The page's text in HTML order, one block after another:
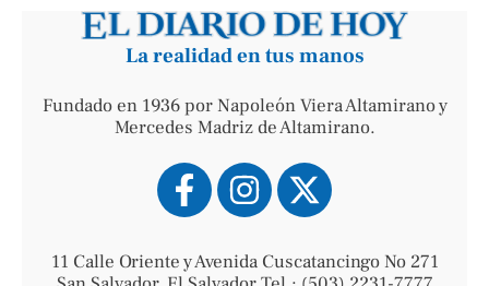
La realidad en tus manos
Fundado en 1936 por Napoleón Viera Altamirano y
Mercedes Madriz de Altamirano.
11 Calle Oriente y Avenida Cuscatancingo No 271